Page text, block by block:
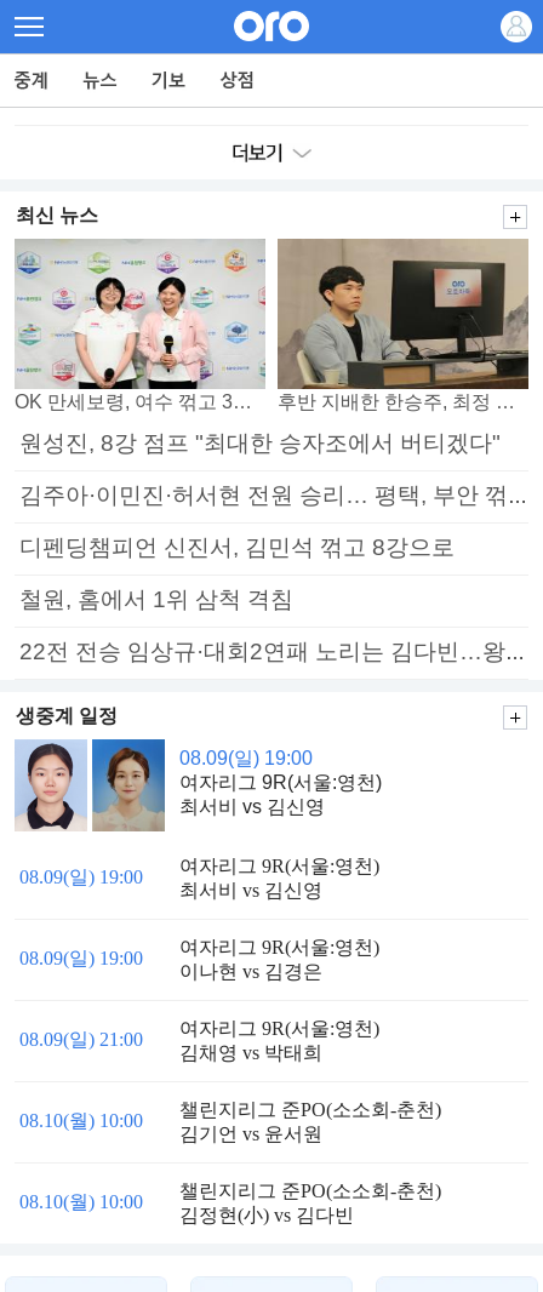
최신 뉴스
OK 만세보령, 여수 꺾고 3연패 탈출 후반 지배한 한승주, 최정 꺾고 8강 진출
원성진, 8강 점프 "최대한 승자조에서 버티겠다"
김주아·이민진·허서현 전원 승리… 평택, 부안 꺾고 5연승
디펜딩챔피언 신진서, 김민석 꺾고 8강으로
철원, 홈에서 1위 삼척 격침
22전 전승 임상규·대회2연패 노리는 김다빈…왕중왕전 16강 7일부터
생중계 일정
08.09(일) 19:00
여자리그 9R(서울:영천)
최서비 vs 김신영
08.09(일) 19:00
여자리그 9R(서울:영천)
최서비 vs 김신영
08.09(일) 19:00
여자리그 9R(서울:영천)
이나현 vs 김경은
08.09(일) 21:00
여자리그 9R(서울:영천)
김채영 vs 박태희
08.10(월) 10:00
챌린지리그 준PO(소소회-춘천)
김기언 vs 윤서원
08.10(월) 10:00
챌린지리그 준PO(소소회-춘천)
김정현(小) vs 김다빈